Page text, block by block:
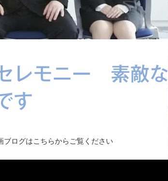
レモニー 素敵な
す
ブログはこちらからご覧ください